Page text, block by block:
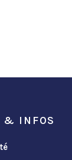
& INFOS